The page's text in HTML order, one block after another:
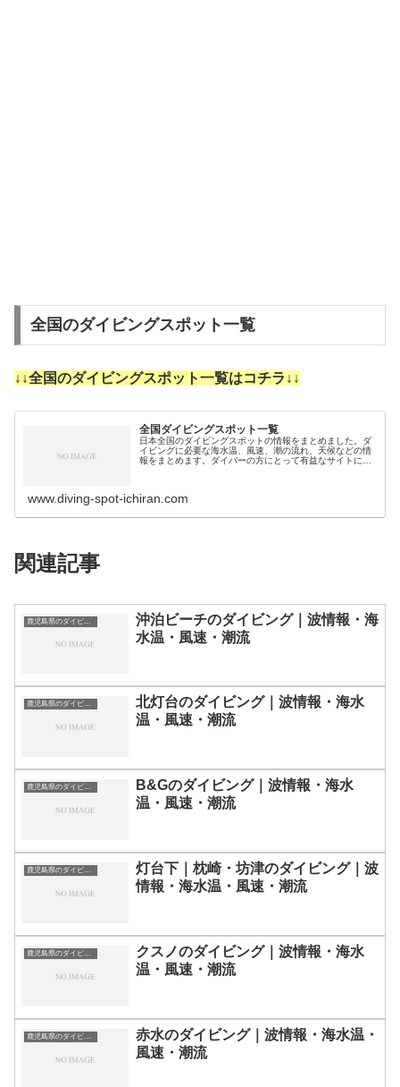
全国のダイビングスポット一覧
↓↓全国のダイビングスポット一覧はコチラ↓↓
全国ダイビングスポット一覧
日本全国のダイビングスポットの情報をまとめました。ダ
イビングに必要な海水温、風速、潮の流れ、天候などの情
報をまとめます。ダイバーの方にとって有益なサイトにな
www.diving-spot-ichiran.com
関連記事
鹿児島県のダイビングスポット・ポイント一覧
沖泊ビーチのダイビング｜波情報・海
水温・風速・潮流
鹿児島県のダイビングスポット・ポイント一覧
北灯台のダイビング｜波情報・海水
温・風速・潮流
鹿児島県のダイビングスポット・ポイント一覧
B&Gのダイビング｜波情報・海水
温・風速・潮流
鹿児島県のダイビングスポット・ポイント一覧
灯台下｜枕崎・坊津のダイビング｜波
情報・海水温・風速・潮流
鹿児島県のダイビングスポット・ポイント一覧
クスノのダイビング｜波情報・海水
温・風速・潮流
鹿児島県のダイビングスポット・ポイント一覧
赤水のダイビング｜波情報・海水温・
風速・潮流